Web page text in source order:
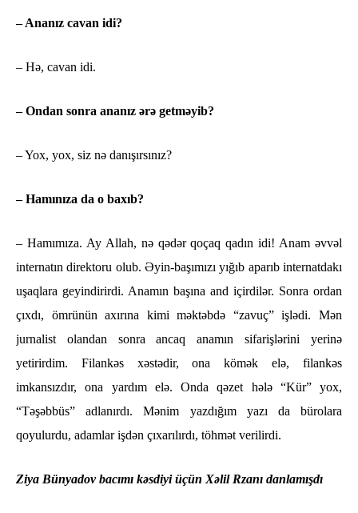
– Ananız cavan idi?
– Hə, cavan idi.
– Ondan sonra ananız ərə getməyib?
– Yox, yox, siz nə danışırsınız?
– Hamınıza da o baxıb?
– Hamımıza. Ay Allah, nə qədər qoçaq qadın idi! Anam əvvəl
internatın direktoru olub. Əyin-başımızı yığıb aparıb internatdakı
uşaqlara geyindirirdi. Anamın başına and içirdilər. Sonra ordan
çıxdı, ömrünün axırına kimi məktəbdə “zavuç” işlədi. Mən
jurnalist olandan sonra ancaq anamın sifarişlərini yerinə
yetirirdim. Filankəs xəstədir, ona kömək elə, filankəs
imkansızdır, ona yardım elə. Onda qəzet hələ “Kür” yox,
“Təşəbbüs” adlanırdı. Mənim yazdığım yazı da bürolara
qoyulurdu, adamlar işdən çıxarılırdı, töhmət verilirdi.
Ziya Bünyadov bacımı kəsdiyi üçün Xəlil Rzanı danlamışdı